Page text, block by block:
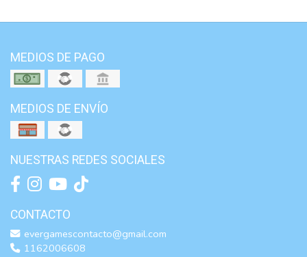
MEDIOS DE PAGO
MEDIOS DE ENVÍO
NUESTRAS REDES SOCIALES
CONTACTO
evergamescontacto@gmail.com
1162006608